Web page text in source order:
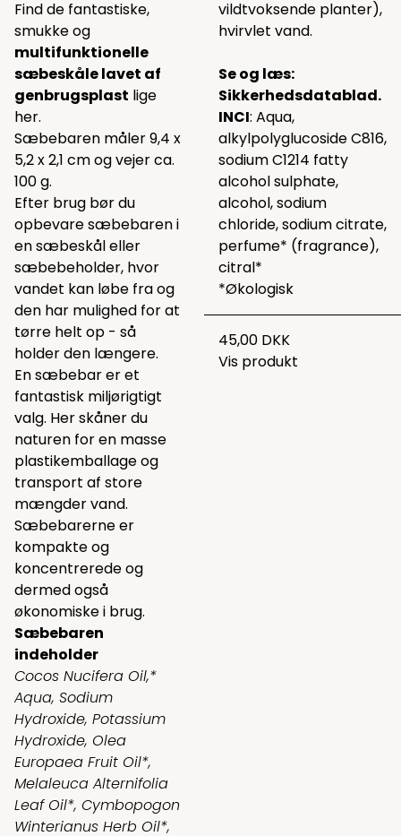
Find de fantastiske,
smukke og
multifunktionelle
sæbeskåle lavet af
genbrugsplast lige
her.
Sæbebaren måler 9,4 x
5,2 x 2,1 cm og vejer ca.
100 g.
Efter brug bør du
opbevare sæbebaren i
en sæbeskål eller
sæbebeholder, hvor
vandet kan løbe fra og
den har mulighed for at
tørre helt op - så
holder den længere.
En sæbebar er et
fantastisk miljørigtigt
valg. Her skåner du
naturen for en masse
plastikemballage og
transport af store
mængder vand.
Sæbebarerne er
kompakte og
koncentrerede og
dermed også
økonomiske i brug.
Sæbebaren
indeholder
Cocos Nucifera Oil,*
Aqua, Sodium
Hydroxide, Potassium
Hydroxide, Olea
Europaea Fruit Oil*,
Melaleuca Alternifolia
Leaf Oil*, Cymbopogon
Winterianus Herb Oil*,
vildtvoksende planter),
hvirvlet vand.
Se og læs:
Sikkerhedsdatablad.
INCI: Aqua,
alkylpolyglucoside C816,
sodium C1214 fatty
alcohol sulphate,
alcohol, sodium
chloride, sodium citrate,
perfume* (fragrance),
citral*
*Økologisk
45,00 DKK
Vis produkt